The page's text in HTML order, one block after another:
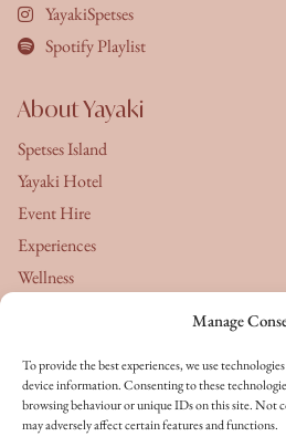
Manage
To provide the best experiences, we use
device information. Consenting to these
browsing behaviour or unique IDs on this site. Not
may adversely affect certain features and functions.
YayakiSpetses
Spotify Playlist
About Yayaki
Spetses Island
Yayaki Hotel
Event Hire
Experiences
Wellness
Yayaki's Journal
Terms & Conditions